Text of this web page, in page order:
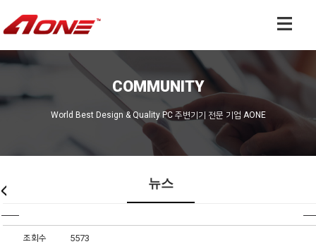
COMMUNITY
World Best Design & Quality PC 주변기기 전문 기업 AONE
뉴스
조회수 5573